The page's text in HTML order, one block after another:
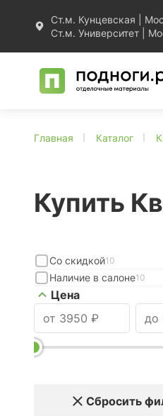
Ст.м. Кунцевская |
Ст.м. Университет |
Главная Каталог
Купить
Со скидкой10
Наличие в салоне10
Цена
Сбросить